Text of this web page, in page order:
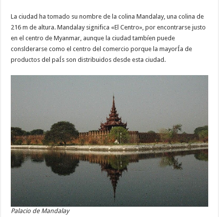
La ciudad ha tomado su nombre de la colina Mandalay, una colina de
216 m de altura. Mandalay significa «El Centro», por encontrarse justo
en el centro de Myanmar, aunque la ciudad tambíen puede
conslderarse como el centro del comercio porque la mayorÍa de
productos del paÍs son distribuidos desde esta ciudad.
Palacio de Mandalay